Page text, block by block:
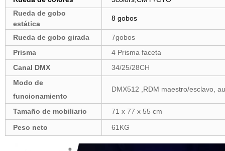
Rueda de gobo
estática
8 gobos
Rueda de gobo girada
7gobos
Prisma
4 Prisma faceta
Canal DMX
34/25/28CH
Modo de
funcionamiento
DMX512 ,RDM maestro/esclavo,
Tamaño de mobiliario
71 x 77 x 55 cm
Peso neto
61KG